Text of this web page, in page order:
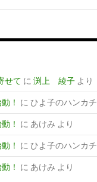
せて に 渕上 綾子 より
！ に ひよ子のハンカチ
！ に あけみ より
！ に ひよ子のハンカチ
！ に あけみ より